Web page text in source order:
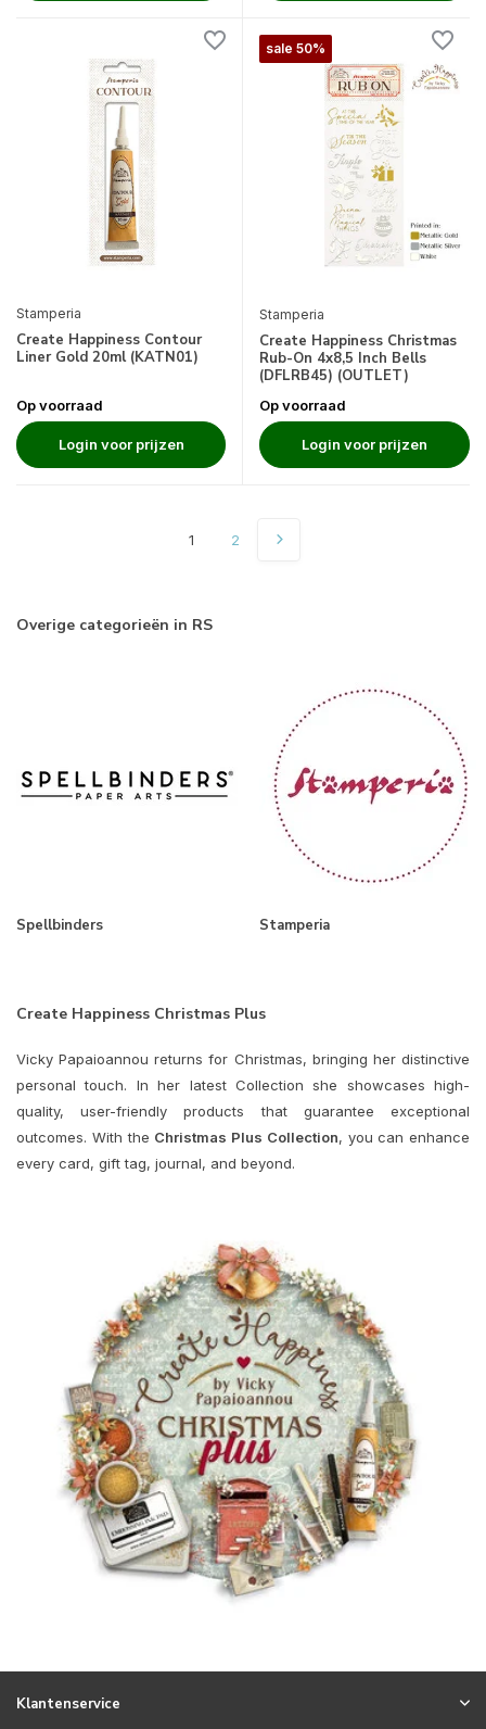
Stamperia
Create Happiness Contour
Liner Gold 20ml (KATN01)
Op voorraad
Login voor prijzen
sale 50%
Stamperia
Create Happiness Christmas
Rub-On 4x8,5 Inch Bells
(DFLRB45) (OUTLET)
Op voorraad
Login voor prijzen
1 2
Overige categorieën in RS
Spellbinders Stamperia
Create Happiness Christmas Plus
Vicky Papaioannou returns for Christmas, bringing her distinctive
personal touch. In her latest Collection she showcases high-
quality, user-friendly products that guarantee exceptional
outcomes. With the Christmas Plus Collection, you can enhance
every card, gift tag, journal, and beyond.
Klantenservice